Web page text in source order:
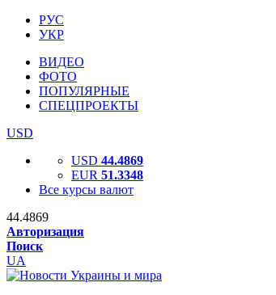
РУС
УКР
ВИДЕО
ФОТО
ПОПУЛЯРНЫЕ
СПЕЦПРОЕКТЫ
USD
USD 44.4869
EUR 51.3348
Все курсы валют
44.4869
Авторизация
Поиск
UA